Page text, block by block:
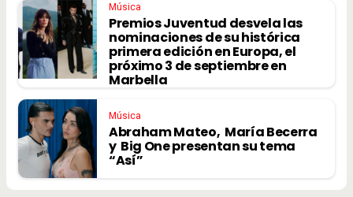
Música
Premios Juventud desvela las
nominaciones de su histórica
primera edición en Europa, el
próximo 3 de septiembre en
Marbella
Música
Abraham Mateo, María Becerra
y Big One presentan su tema
“Así”